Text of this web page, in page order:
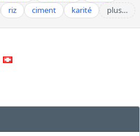
riz ciment karité plus…